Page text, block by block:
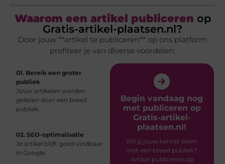
Waarom een artikel publiceren op
Gratis-artikel-plaatsen.nl?
Door jouw **artikel te publiceren** op ons platform
profiteer je van diverse voordelen:
Begin vandaag nog
met publiceren op
Gratis-artikel-
plaatsen.nl!
Wil jij jouw kennis delen
met een breed publiek?
Artikel publiceren op
01. Bereik een groter
publiek
Jouw artikelen worden
gelezen door een breed
publiek.
02. SEO-optimalisatie
Je artikel blijft goed vindbaar
in Google.